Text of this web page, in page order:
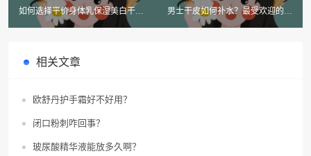
如何选择平价身体乳保湿美白干
男士干皮如何补水？最受欢迎的洗
面奶是哪些？
相关文章
欧舒丹护手霜好不好用？
闭口粉刺咋回事？
玻尿酸精华液能放多久啊？